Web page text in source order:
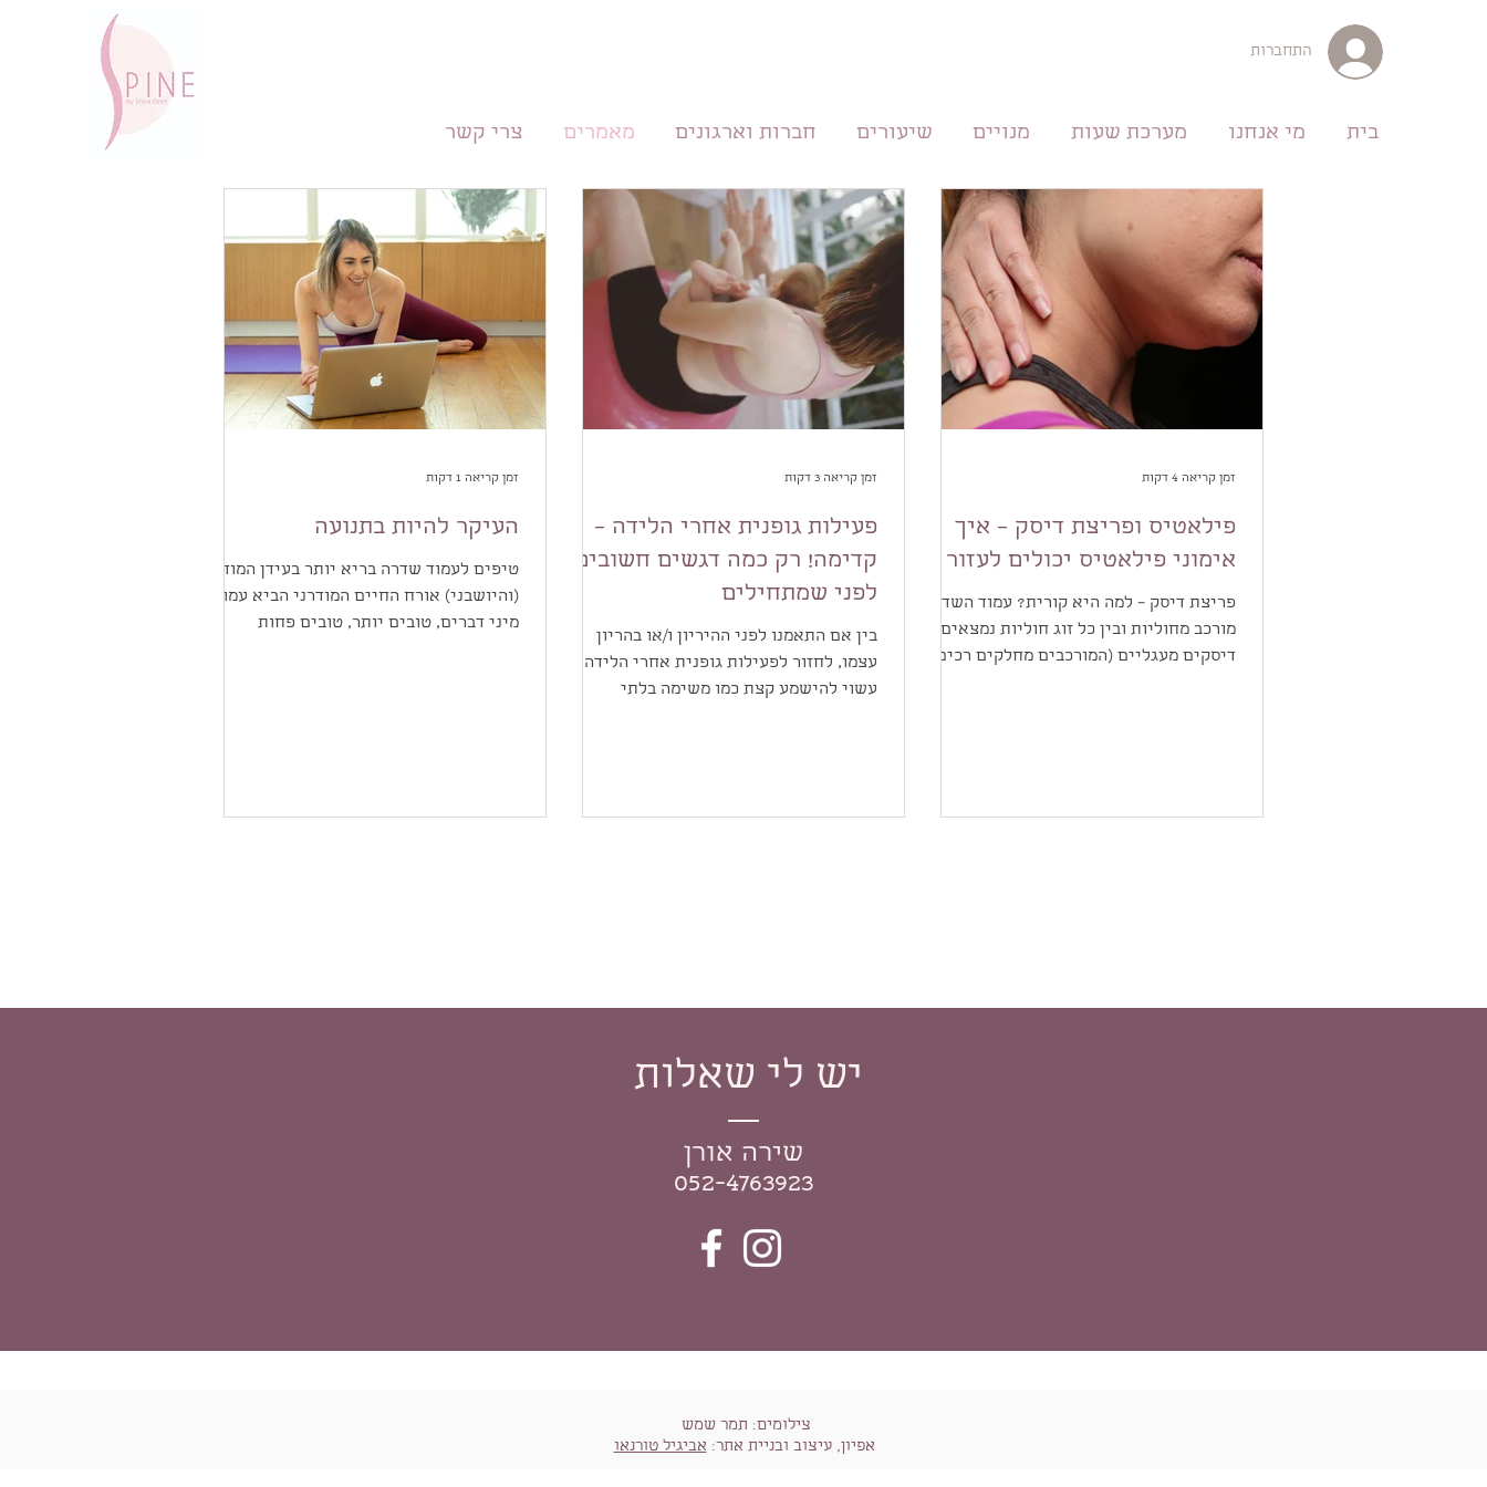
התחברות
בית מי אנחנו מערכת שעות מנויים שיעורים חברות וארגונים מאמרים צרי קשר
פילאטיס ופריצת דיסק – איך
אימוני פילאטיס יכולים לעזור ?
פריצת דיסק – למה היא קורית? עמוד השדרה
מורכב מחוליות ובין כל זוג חוליות נמצאים
דיסקים מעגליים (המורכבים מחלקים רכים),
זמן קריאה 4 דקות
פעילות גופנית אחרי הלידה –
קדימה! רק כמה דגשים חשובים
לפני שמתחילים
בין אם התאמנו לפני ההיריון ו/או בהריון
עצמו, לחזור לפעילות גופנית אחרי הלידה
עשוי להישמע קצת כמו משימה בלתי
זמן קריאה 3 דקות
העיקר להיות בתנועה
טיפים לעמוד שדרה בריא יותר בעידן המודרני
(והיושבני) אורח החיים המודרני הביא עמו כל
מיני דברים, טובים יותר, טובים פחות
זמן קריאה 1 דקות
יש לי שאלות
שירה אורן
052-4763923
צילומים: תמר שמש
אפיון, עיצוב ובניית אתר: אביגיל טורנאו